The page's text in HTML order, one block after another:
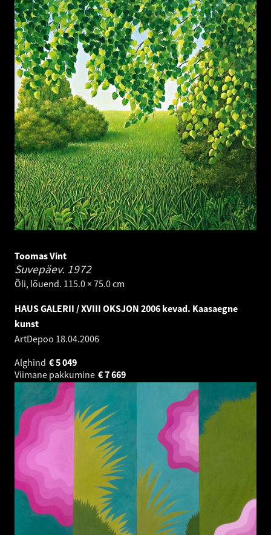
Toomas Vint
Suvepäev. 1972
Õli, lõuend. 115.0 × 75.0 cm
HAUS GALERII / XVIII OKSJON 2006 kevad. Kaasaegne
kunst
ArtDepoo 18.04.2006
Alghind
5 049
€
Viimane pakkumine
7 669
€